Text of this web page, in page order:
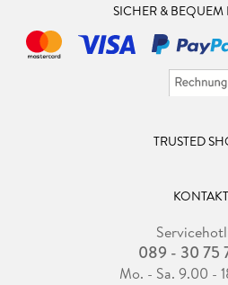
SICHER & BEQUEM
TRUSTED
KONTAKT
089 - 30 75
Mo. - Sa. 9.00 -